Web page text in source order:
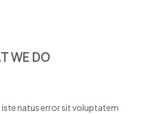
WE DO
natus error sit voluptatem